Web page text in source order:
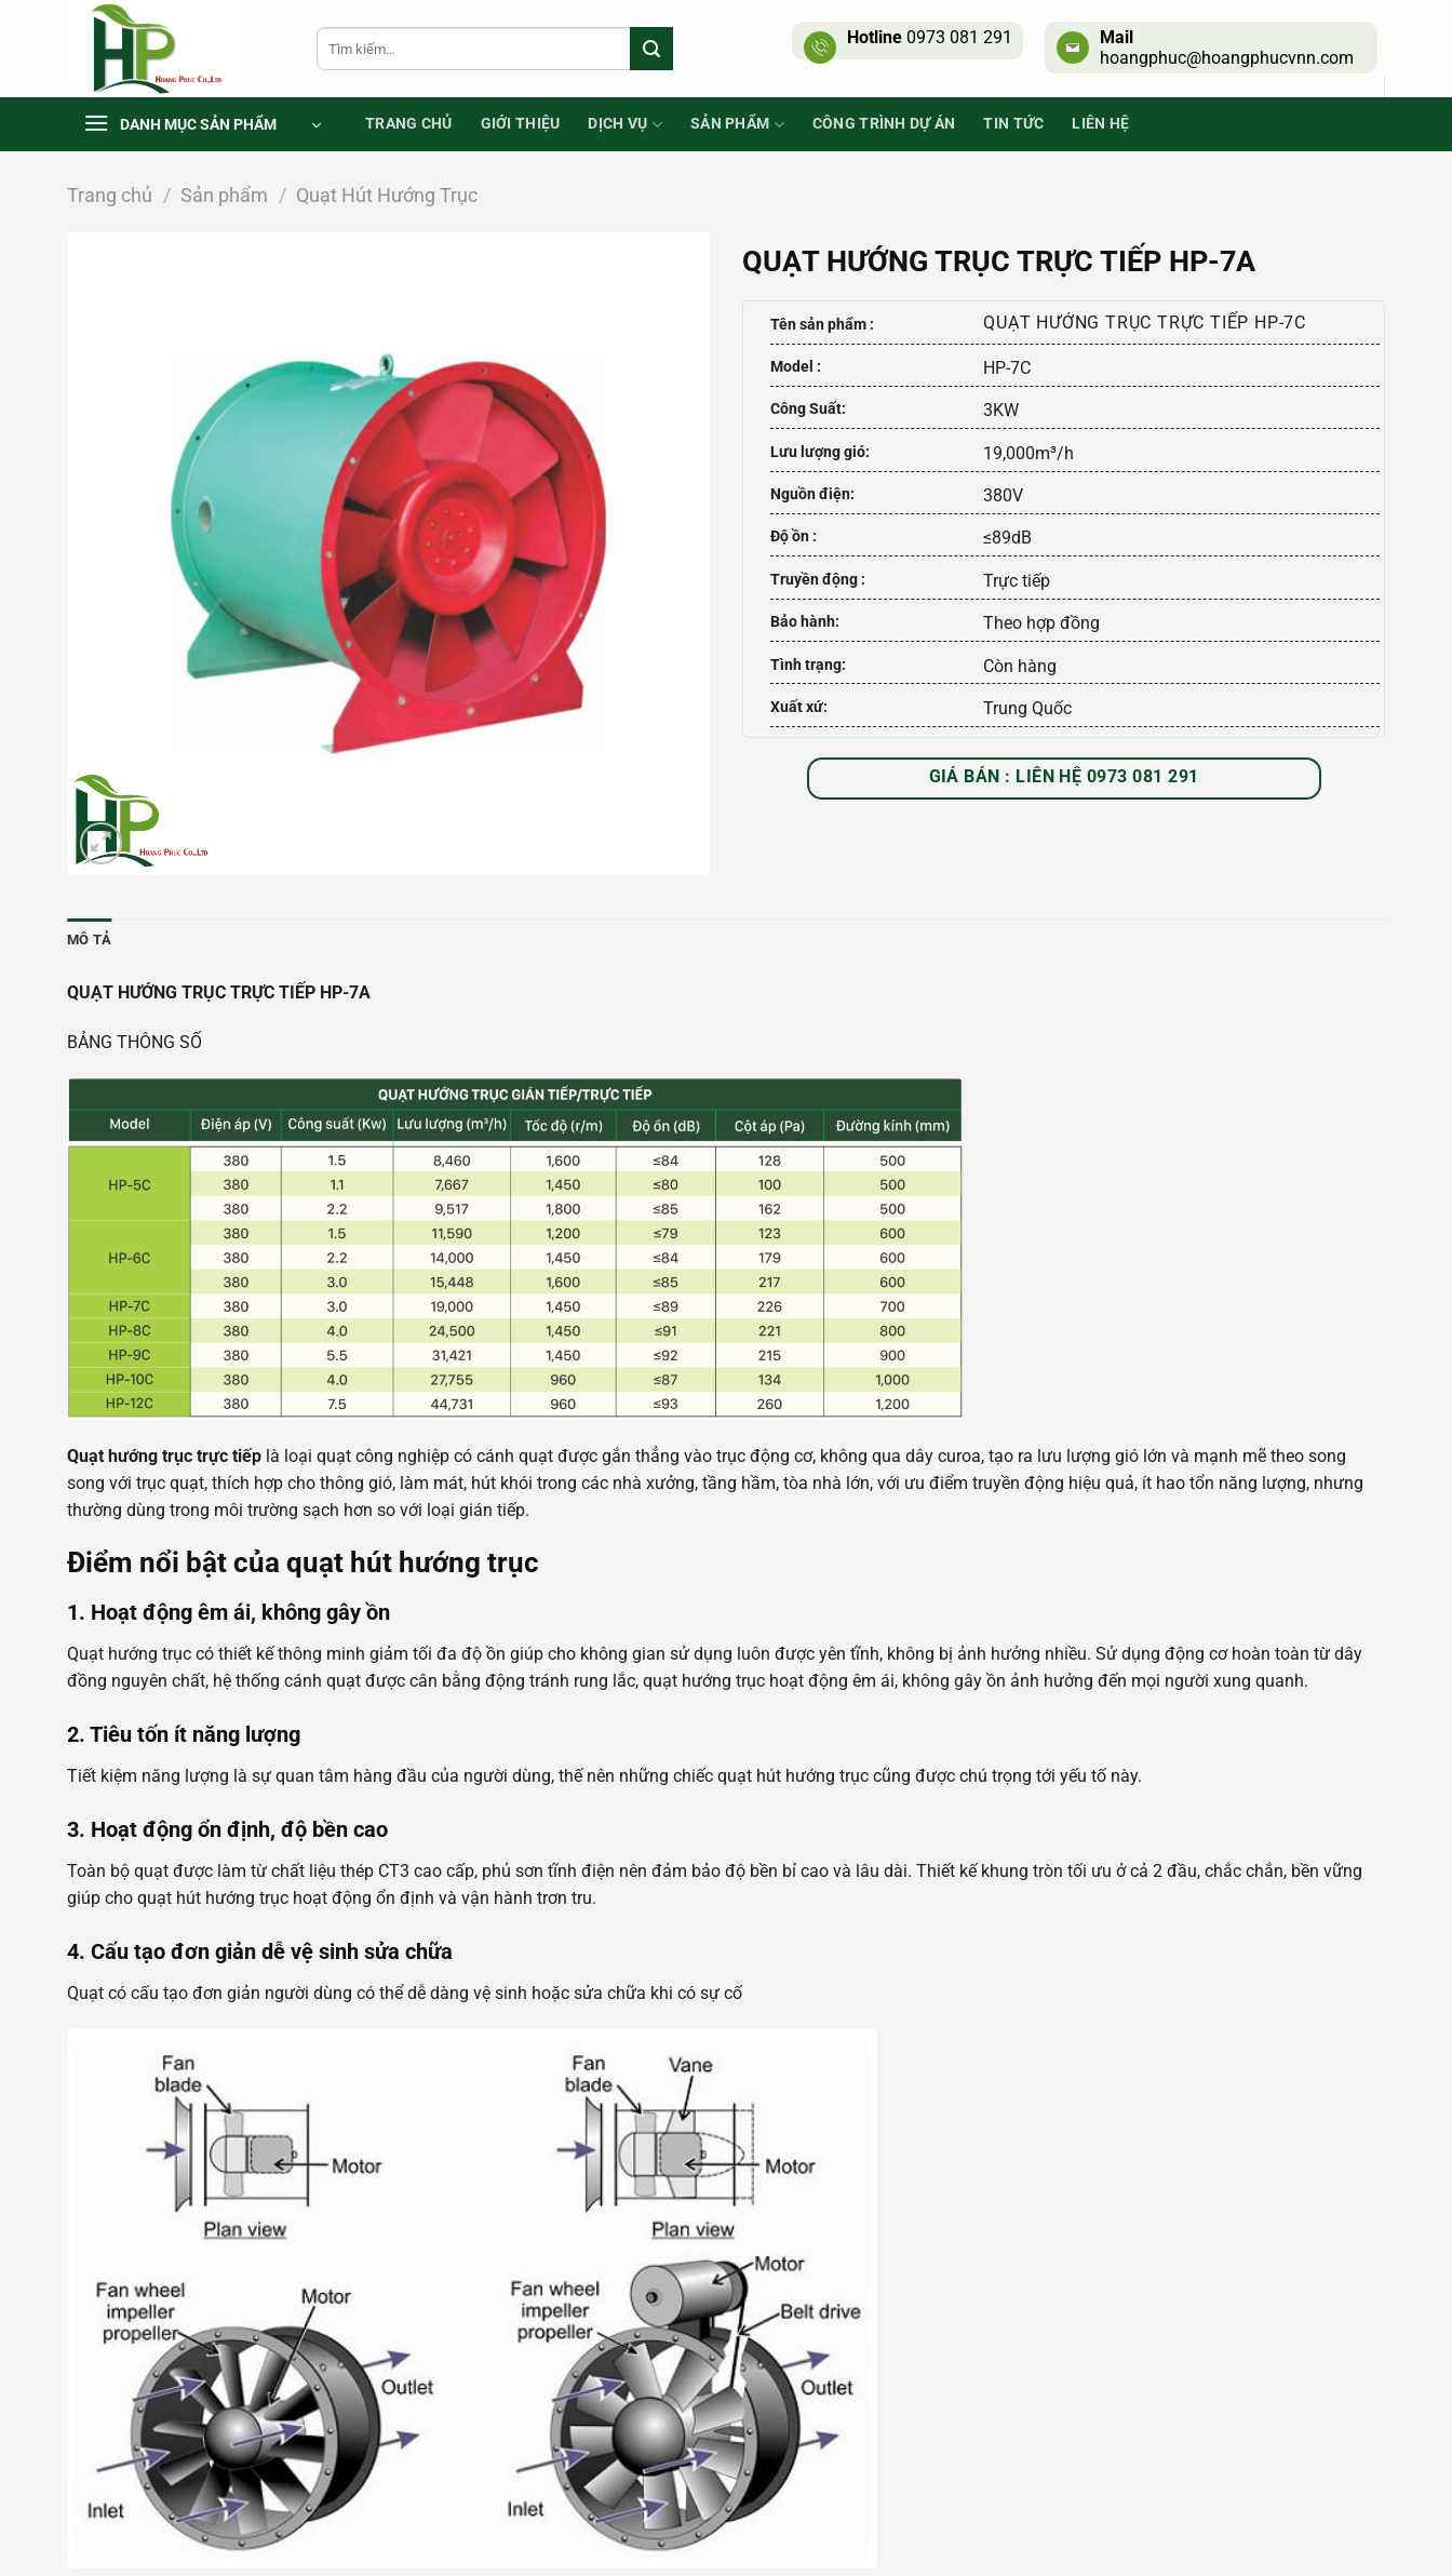
dung
Tìm
kiếm:
Hotline0973 081 291
Mail
hoangphuc@hoangphucvnn.com
DANH MỤC SẢN PHẨM TRANG CHỦ GIỚI THIỆU DỊCH VỤ SẢN PHẨM CÔNG TRÌNH DỰ ÁN TIN TỨC LIÊN HỆ
Trang chủ / Sản phẩm / Quạt Hút Hướng Trục
QUẠT HƯỚNG TRỤC TRỰC TIẾP HP-7A
Tên sản phẩm : QUẠT HƯỚNG TRỤC TRỰC TIẾP HP-7C
Model : HP-7C
Công Suất: 3KW
Lưu lượng gió: 19,000m³/h
Nguồn điện: 380V
Độ ồn : ≤89dB
Truyền động : Trực tiếp
Bảo hành: Theo hợp đồng
Tình trạng: Còn hàng
Xuất xứ: Trung Quốc
GIÁ BÁN : LIÊN HỆ 0973 081 291
MÔ TẢ
QUẠT HƯỚNG TRỤC TRỰC TIẾP HP-7A
BẢNG THÔNG SỐ
Quạt hướng trục trực tiếp là loại quạt công nghiệp có cánh quạt được gắn thẳng vào trục động cơ, không qua dây curoa, tạo ra lưu lượng gió lớn và mạnh mẽ theo song
song với trục quạt, thích hợp cho thông gió, làm mát, hút khói trong các nhà xưởng, tầng hầm, tòa nhà lớn, với ưu điểm truyền động hiệu quả, ít hao tổn năng lượng, nhưng
thường dùng trong môi trường sạch hơn so với loại gián tiếp.
Điểm nổi bật của quạt hút hướng trục
1. Hoạt động êm ái, không gây ồn
Quạt hướng trục có thiết kế thông minh giảm tối đa độ ồn giúp cho không gian sử dụng luôn được yên tĩnh, không bị ảnh hưởng nhiều. Sử dụng động cơ hoàn toàn từ dây
đồng nguyên chất, hệ thống cánh quạt được cân bằng động tránh rung lắc, quạt hướng trục hoạt động êm ái, không gây ồn ảnh hưởng đến mọi người xung quanh.
2. Tiêu tốn ít năng lượng
Tiết kiệm năng lượng là sự quan tâm hàng đầu của người dùng, thế nên những chiếc quạt hút hướng trục cũng được chú trọng tới yếu tố này.
3. Hoạt động ổn định, độ bền cao
Toàn bộ quạt được làm từ chất liệu thép CT3 cao cấp, phủ sơn tĩnh điện nên đảm bảo độ bền bỉ cao và lâu dài. Thiết kế khung tròn tối ưu ở cả 2 đầu, chắc chắn, bền vững
giúp cho quạt hút hướng trục hoạt động ổn định và vận hành trơn tru.
4. Cấu tạo đơn giản dễ vệ sinh sửa chữa
Quạt có cấu tạo đơn giản người dùng có thể dễ dàng vệ sinh hoặc sửa chữa khi có sự cố